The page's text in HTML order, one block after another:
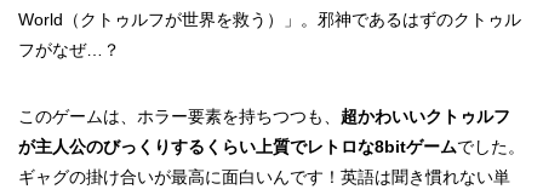
World（クトゥルフが世界を救う）」。邪神であるはずのクトゥル
フがなぜ…？
このゲームは、ホラー要素を持ちつつも、 超かわいいクトゥルフ
が主人公のびっくりするくらい上質でレトロな8bitゲームでした。
ギャグの掛け合いが最高に面白いんです！英語は聞き慣れない単